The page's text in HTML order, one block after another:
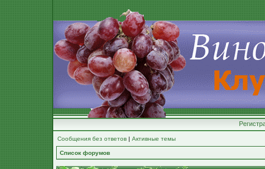
Сообщения без ответов | Активные темы
Список форумов